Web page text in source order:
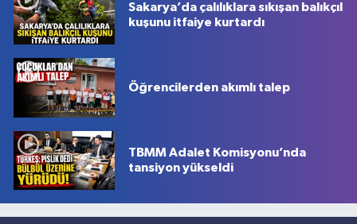
Sakarya’da çalılıklara sıkışan balıkçıl
kuşunu itfaiye kurtardı
Öğrencilerden akımlı talep
TBMM Adalet Komisyonu’nda
tansiyon yükseldi